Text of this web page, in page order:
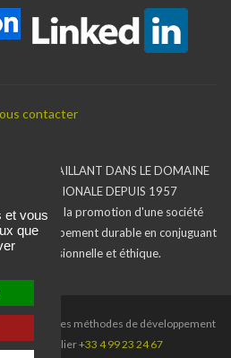
contacter
TRAVAILLANT DANS LE DOMAINE
INTERNATIONALE DEPUIS 1957
le sens de la promotion d'une société
développement durable en conjuguant
professionnelle et éthique.
des méthodes de développement
- Montpellier+33 4 99 23 24 67
et vous
que